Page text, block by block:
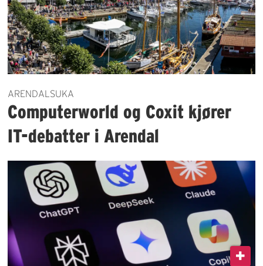
ARENDALSUKA
Computerworld og Coxit kjører
IT-debatter i Arendal